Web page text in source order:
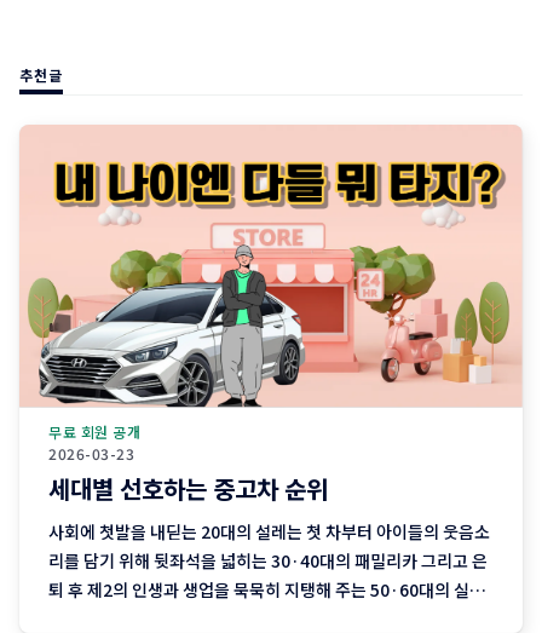
추천글
2026-03-23
무료 회원 공개
세대별 선호하는 중고차 순위
사회에 첫발을 내딛는 20대의 설레는 첫 차부터 아이들의 웃음소
리를 담기 위해 뒷좌석을 넓히는 30·40대의 패밀리카 그리고 은
퇴 후 제2의 인생과 생업을 묵묵히 지탱해 주는 50·60대의 실용